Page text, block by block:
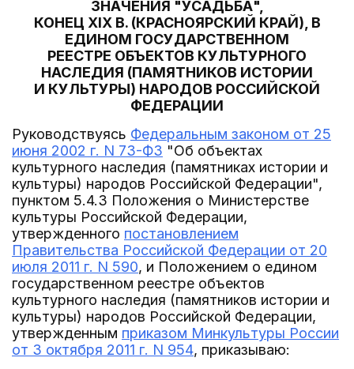
ЗНАЧЕНИЯ "УСАДЬБА",
КОНЕЦ XIX В. (КРАСНОЯРСКИЙ КРАЙ), В
ЕДИНОМ ГОСУДАРСТВЕННОМ
РЕЕСТРЕ ОБЪЕКТОВ КУЛЬТУРНОГО
НАСЛЕДИЯ (ПАМЯТНИКОВ ИСТОРИИ
И КУЛЬТУРЫ) НАРОДОВ РОССИЙСКОЙ
ФЕДЕРАЦИИ
Руководствуясь Федеральным законом от 25
июня 2002 г. N 73-ФЗ "Об объектах
культурного наследия (памятниках истории и
культуры) народов Российской Федерации",
пунктом 5.4.3 Положения о Министерстве
культуры Российской Федерации,
утвержденного постановлением
Правительства Российской Федерации от 20
июля 2011 г. N 590, и Положением о едином
государственном реестре объектов
культурного наследия (памятников истории и
культуры) народов Российской Федерации,
утвержденным приказом Минкультуры России
от 3 октября 2011 г. N 954, приказываю: